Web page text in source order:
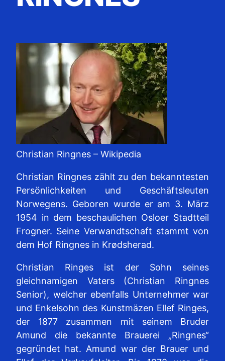
Christian Ringnes – Wikipedia
Christian Ringnes zählt zu den bekanntesten
Persönlichkeiten und Geschäftsleuten
Norwegens. Geboren wurde er am 3. März
1954 in dem beschaulichen Osloer Stadtteil
Frogner. Seine Verwandtschaft stammt von
dem Hof Ringnes in Krødsherad.
Christian Ringes ist der Sohn seines
gleichnamigen Vaters (Christian Ringnes
Senior), welcher ebenfalls Unternehmer war
und Enkelsohn des Kunstmäzen Ellef Ringes,
der 1877 zusammen mit seinem Bruder
Amund die bekannte Brauerei „Ringnes“
gegründet hat. Amund war der Brauer und